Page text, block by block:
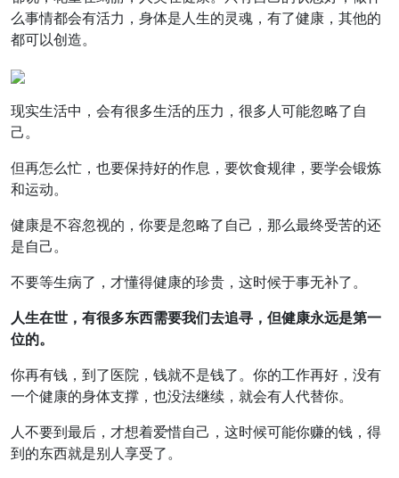
么事情都会有活力，身体是人生的灵魂，有了健康，其他的
都可以创造。
现实生活中，会有很多生活的压力，很多人可能忽略了自
己。
但再怎么忙，也要保持好的作息，要饮食规律，要学会锻炼
和运动。
健康是不容忽视的，你要是忽略了自己，那么最终受苦的还
是自己。
不要等生病了，才懂得健康的珍贵，这时候于事无补了。
人生在世，有很多东西需要我们去追寻，但健康永远是第一
位的。
你再有钱，到了医院，钱就不是钱了。你的工作再好，没有
一个健康的身体支撑，也没法继续，就会有人代替你。
人不要到最后，才想着爱惜自己，这时候可能你赚的钱，得
到的东西就是别人享受了。